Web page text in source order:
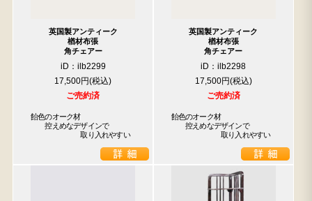
英国製アンティーク
楢材布張
角チェアー
iD：ilb2299
17,500円
ご売約済
飴色のオーク材
控えめなデザインで
取り入れやすい
英国製アンティーク
楢材布張
角チェアー
iD：ilb2298
17,500円
ご売約済
飴色のオーク材
控えめなデザインで
取り入れやすい